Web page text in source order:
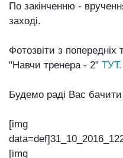
По закінченню -
заході.
Фотозвіти з попередніх
"Навчи тренера - 2" ТУТ.
Будемо раді Вас
[img
[img